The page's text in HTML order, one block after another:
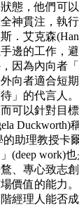
態，他們可
神貫注，執
．艾克森
邊的工作，
因為內向者
向者適合短
」的代言人
可以針對目
Duckworth)
助理教授卡
(deep work)
、專心致志
價值的能力
經理人能否